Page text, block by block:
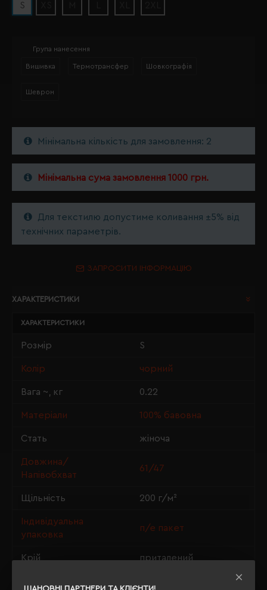
S
Група нанесення
Вишивка Термотрансфер Шовкографія
Шеврон
Мінімальна кількість для замовлення: 2
Мінімальна сума замовлення 1000 грн.
Для текстилю допустиме коливання ±5% від
технічних параметрів.
ЗАПРОСИТИ ІНФОРМАЦІЮ
ХАРАКТЕРИСТИКИ
ХАРАКТЕРИСТИКИ
Розмір S
Колір чорний
Вага ~, кг 0.22
Матеріали 100% бавовна
Стать жіноча
Довжина/
Напівобхват
61/47
Щільність 200 г/м²
Індивідуальна
упаковка
п/е пакет
Крій приталений
Сертифікація